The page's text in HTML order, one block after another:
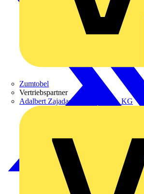
Zumtobel
Vertriebspartner
Adalbert Zajadacz GmbH & Co. KG